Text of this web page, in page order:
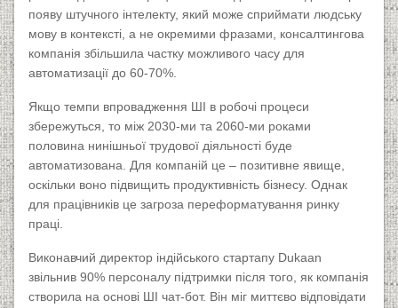
появу штучного інтелекту, який може сприймати людську
мову в контексті, а не окремими фразами, консалтингова
компанія збільшила частку можливого часу для
автоматизації до 60-70%.
Якщо темпи впровадження ШІ в робочі процеси
збережуться, то між 2030-ми та 2060-ми роками
половина нинішньої трудової діяльності буде
автоматизована. Для компаній це – позитивне явище,
оскільки воно підвищить продуктивність бізнесу. Однак
для працівників це загроза переформатування ринку
праці.
Виконавчий директор індійського стартапу Dukaan
звільнив 90% персоналу підтримки після того, як компанія
створила на основі ШІ чат-бот. Він міг миттєво відповідати